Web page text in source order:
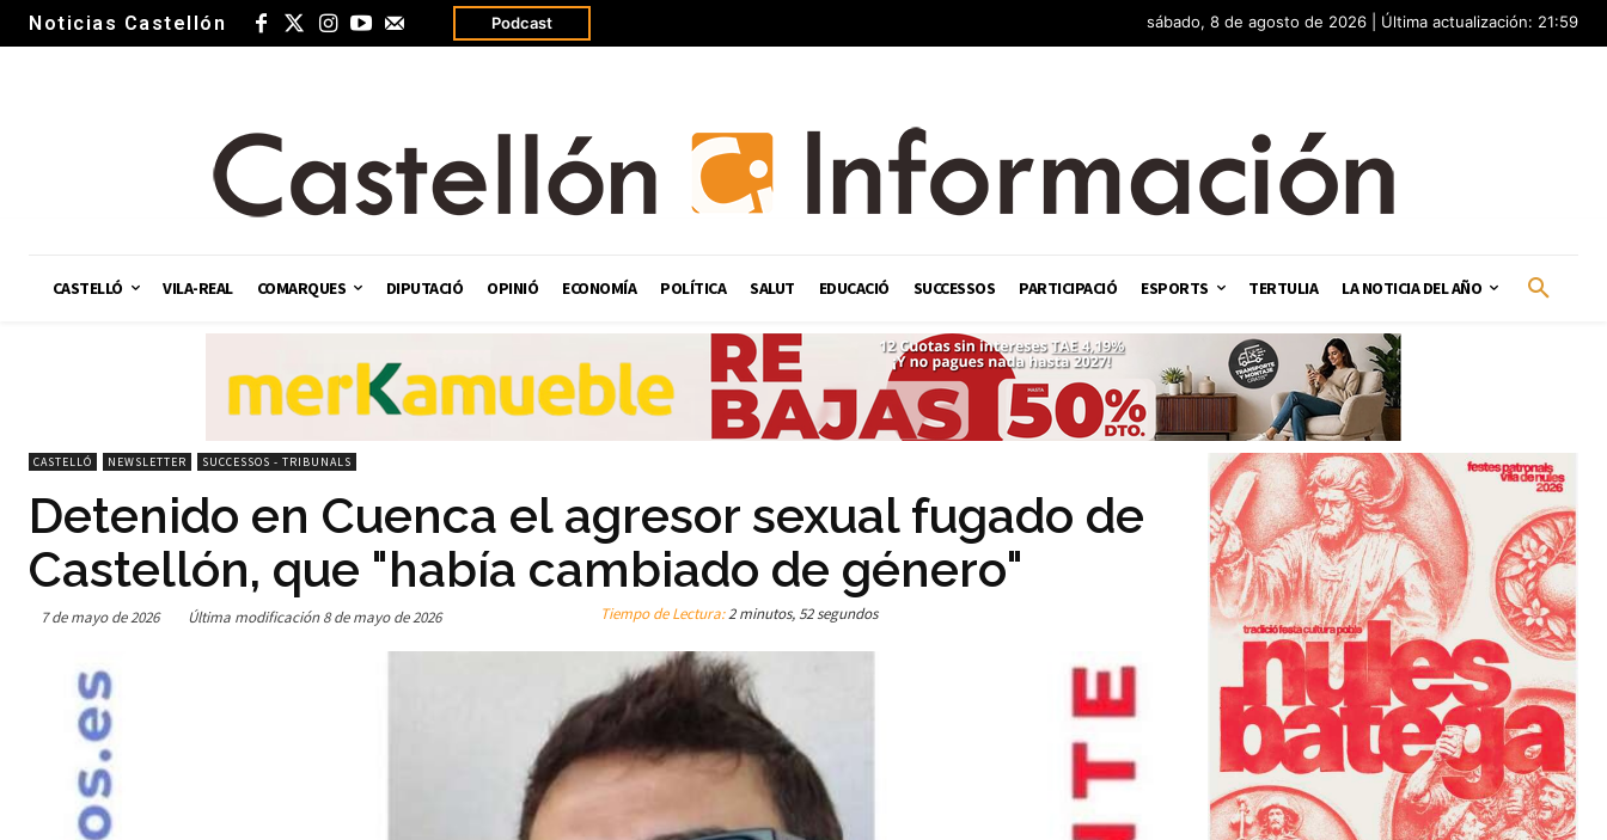
Noticias Castellón Podcast sábado, 8 de agosto de 2026 | Última actualización: 21:59
CASTELLÓ VILA-REAL COMARQUES DIPUTACIÓ OPINIÓ ECONOMÍA POLÍTICA SALUT EDUCACIÓ SUCCESSOS PARTICIPACIÓ ESPORTS TERTULIA LA NOTICIA DEL AÑO
CASTELLÓ NEWSLETTER SUCCESSOS - TRIBUNALS
Detenido en Cuenca el agresor sexual fugado de
Castellón, que "había cambiado de género"
7 de mayo de 2026 Última modificación 8 de mayo de 2026 Tiempo de Lectura:2 minutos, 52 segundos